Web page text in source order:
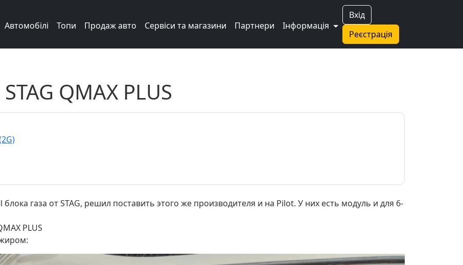
Вхід
Реєстрація
Автомобілі Топи Продаж авто Сервіси та магазини Партнери Інформація
QMAX PLUS
газа от STAG, решил поставить этого же производителя и на Pilot. У них есть модуль и для 6-
PLUS